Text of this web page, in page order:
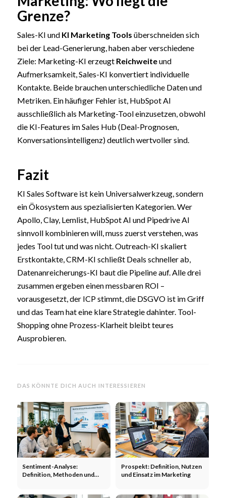
Grenze?
Sales-KI und KI Marketing Tools überschneiden sich
bei der Lead-Generierung, haben aber verschiedene
Ziele: Marketing-KI erzeugt Reichweiteund
Aufmerksamkeit, Sales-KI konvertiert individuelle
Kontakte. Beide brauchen unterschiedliche Daten und
Metriken. Ein häufiger Fehler ist, HubSpot AI
ausschließlich als Marketing-Tool einzusetzen, obwohl
die KI-Features im Sales Hub (Deal-Prognosen,
Konversationsintelligenz) deutlich wertvoller sind.
Fazit
KI Sales Software ist kein Universalwerkzeug, sondern
ein Ökosystem aus spezialisierten Kategorien. Wer
Apollo, Clay, Lemlist, HubSpot AI und Pipedrive AI
sinnvoll kombinieren will, muss zuerst verstehen, was
jedes Tool tut und was nicht. Outreach-KI skaliert
Erstkontakte, CRM-KI schließt Deals schneller ab,
Datenanreicherungs-KI baut die Pipeline auf. Alle drei
zusammen ergeben einen messbaren ROI –
vorausgesetzt, der ICP stimmt, die DSGVO ist im Griff
und das Team hat eine klare Strategie dahinter. Tool-
Shopping ohne Prozess-Klarheit bleibt teures
Ausprobieren.
DAS KÖNNTE DICH AUCH INTERESSIEREN
Sentiment-Analyse:
Definition, Methoden und
Prospekt: Definition, Nutzen
und Einsatz im Marketing